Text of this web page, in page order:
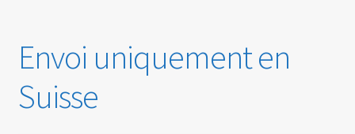
Envoi uniquement en
Suisse